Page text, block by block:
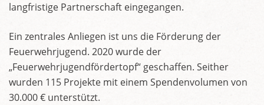
langfristige Partnerschaft eingegangen.
Ein zentrales Anliegen ist uns die Förderung der
Feuerwehrjugend. 2020 wurde der
„Feuerwehrjugendfördertopf“ geschaffen. Seither
wurden 115 Projekte mit einem Spendenvolumen von
30.000 € unterstützt.